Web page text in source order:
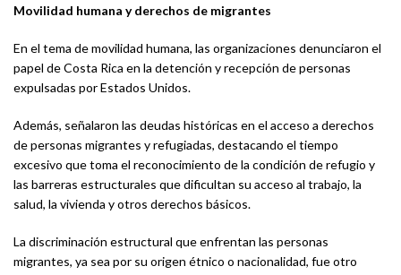
Movilidad humana y derechos de migrantes
En el tema de movilidad humana, las organizaciones denunciaron el
papel de Costa Rica en la detención y recepción de personas
expulsadas por Estados Unidos.
Además, señalaron las deudas históricas en el acceso a derechos
de personas migrantes y refugiadas, destacando el tiempo
excesivo que toma el reconocimiento de la condición de refugio y
las barreras estructurales que dificultan su acceso al trabajo, la
salud, la vivienda y otros derechos básicos.
La discriminación estructural que enfrentan las personas
migrantes, ya sea por su origen étnico o nacionalidad, fue otro